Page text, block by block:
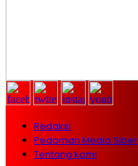
Redaksi
Pedoman Media Siber
Tentang kami